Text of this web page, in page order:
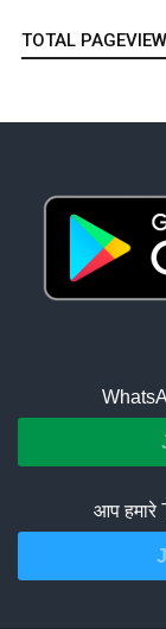
TOTAL
आप हमारे